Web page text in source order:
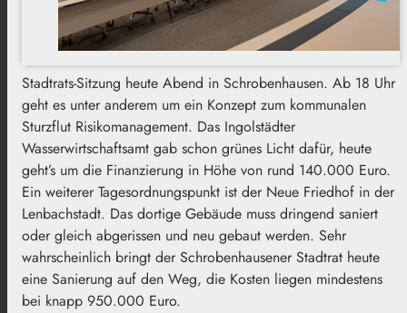
Stadtrats-Sitzung heute Abend in Schrobenhausen. Ab 18 Uhr
geht es unter anderem um ein Konzept zum kommunalen
Sturzflut Risikomanagement. Das Ingolstädter
Wasserwirtschaftsamt gab schon grünes Licht dafür, heute
geht’s um die Finanzierung in Höhe von rund 140.000 Euro.
Ein weiterer Tagesordnungspunkt ist der Neue Friedhof in der
Lenbachstadt. Das dortige Gebäude muss dringend saniert
oder gleich abgerissen und neu gebaut werden. Sehr
wahrscheinlich bringt der Schrobenhausener Stadtrat heute
eine Sanierung auf den Weg, die Kosten liegen mindestens
bei knapp 950.000 Euro.